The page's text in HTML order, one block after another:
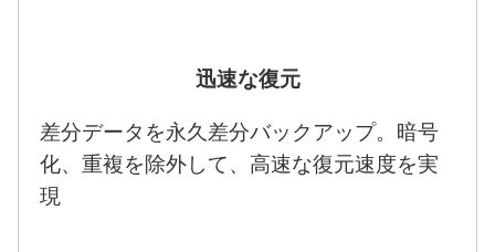
迅速な復元
差分データを永久差分バックアップ。暗号
化、重複を除外して、高速な復元速度を実
現